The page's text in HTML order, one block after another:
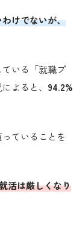
けでないが、
いる「就職プ
よると、 94.2%
ていることを
活は厳しくなり